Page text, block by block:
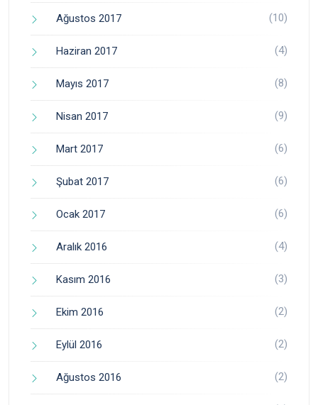
Ağustos 2017 (10)
Haziran 2017 (4)
Mayıs 2017 (8)
Nisan 2017 (9)
Mart 2017 (6)
Şubat 2017 (6)
Ocak 2017 (6)
Aralık 2016 (4)
Kasım 2016 (3)
Ekim 2016 (2)
Eylül 2016 (2)
Ağustos 2016 (2)